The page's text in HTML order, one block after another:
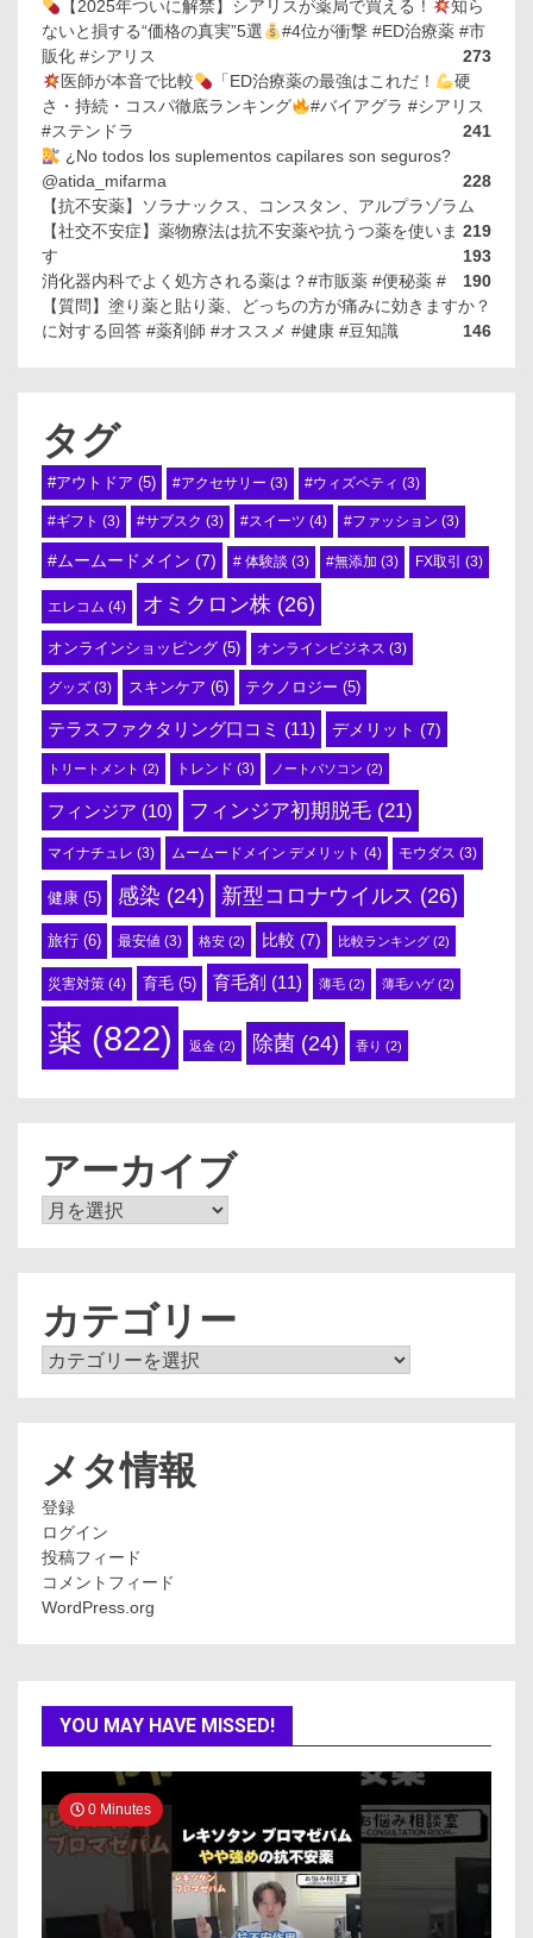
【2025年ついに解禁】シアリスが薬局で買える！
知ら
ないと損する“価格の真実”5選
#4位が衝撃 #ED治療薬 #市
販化 #シアリス
273
医師が本音で比較
「ED治療薬の最強はこれだ！
硬
さ・持続・コスパ徹底ランキング
#バイアグラ #シアリス
#ステンドラ
241
¿No todos los suplementos capilares son seguros?
@atida_mifarma
228
【抗不安薬】ソラナックス、コンスタン、アルプラゾラム
219
【社交不安症】薬物療法は抗不安薬や抗うつ薬を使いま
す
193
消化器内科でよく処方される薬は？#市販薬 #便秘薬 #
190
【質問】塗り薬と貼り薬、どっちの方が痛みに効きますか？
に対する回答 #薬剤師 #オススメ #健康 #豆知識
146
タグ
#アウトドア (5) #アクセサリー (3) #ウィズペティ (3)
#ギフト (3) #サブスク (3) #スイーツ (4) #ファッション (3)
#ムームードメイン (7) # 体験談 (3) #無添加 (3) FX取引 (3)
エレコム (4) オミクロン株 (26)
オンラインショッピング (5) オンラインビジネス (3)
グッズ (3) スキンケア (6) テクノロジー (5)
テラスファクタリング口コミ (11) デメリット (7)
トリートメント (2) トレンド (3) ノートパソコン (2)
フィンジア (10) フィンジア初期脱毛 (21)
マイナチュレ (3) ムームードメイン デメリット (4) モウダス (3)
健康 (5) 感染 (24) 新型コロナウイルス (26)
旅行 (6) 最安値 (3) 格安 (2) 比較 (7) 比較ランキング (2)
災害対策 (4) 育毛 (5) 育毛剤 (11) 薄毛 (2) 薄毛ハゲ(2)
薬 (822) 返金 (2) 除菌 (24) 香り (2)
アーカイブ
ア
カテゴリー
カ
メタ情報
登録
ログイン
投稿フィード
コメントフィード
WordPress.org
YOU MAY HAVE MISSED!
0 Minutes